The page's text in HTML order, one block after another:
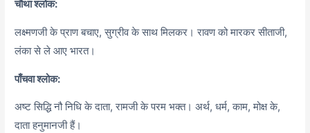
चौथा श्लोक:
लक्ष्मणजी के प्राण बचाए, सुग्रीव के साथ मिलकर। रावण को मारकर सीताजी,
लंका से ले आए भारत।
पाँचवा श्लोक:
अष्ट सिद्धि नौ निधि के दाता, रामजी के परम भक्त। अर्थ, धर्म, काम, मोक्ष के,
दाता हनुमानजी हैं।